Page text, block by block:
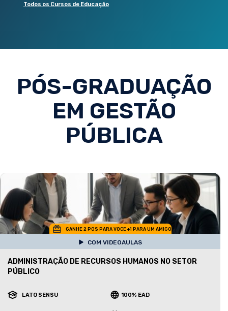
Todos os Cursos de Educação
PÓS-GRADUAÇÃO
EM GESTÃO
PÚBLICA
GANHE 2 POS PARA VOCE +1 PARA UM AMIGO
COM VIDEOAULAS
ADMINISTRAÇÃO DE RECURSOS HUMANOS NO SETOR
PÚBLICO
LATO SENSU 100% EAD